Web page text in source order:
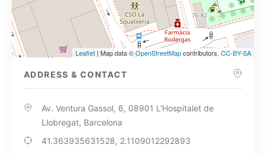
Leaflet | Map data ©OpenStreetMapcontributors, CC-BY-SA
ADDRESS & CONTACT
Av. Ventura Gassol, 6, 08901 L'Hospitalet de
Llobregat, Barcelona
41.363935631528, 2.1109012292893